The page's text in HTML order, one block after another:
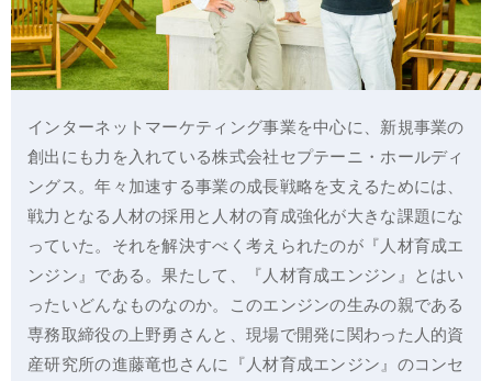
インターネットマーケティング事業を中心に、新規事業の
創出にも力を入れている株式会社セプテーニ・ホールディ
ングス。年々加速する事業の成長戦略を支えるためには、
戦力となる人材の採用と人材の育成強化が大きな課題にな
っていた。それを解決すべく考えられたのが『人材育成エ
ンジン』である。果たして、『人材育成エンジン』とはい
ったいどんなものなのか。このエンジンの生みの親である
専務取締役の上野勇さんと、現場で開発に関わった人的資
産研究所の進藤竜也さんに『人材育成エンジン』のコンセ